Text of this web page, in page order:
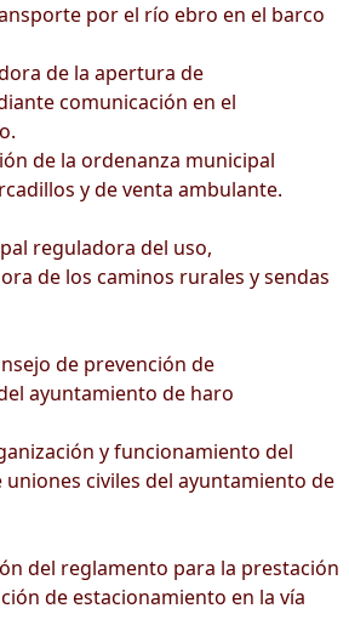
por el río ebro en el barco
de la apertura de
comunicación en el
de la ordenanza municipal
y de venta ambulante.
reguladora del uso,
de los caminos rurales y sendas
de prevención de
ayuntamiento de haro
y funcionamiento del
civiles del ayuntamiento de
del reglamento para la prestación
de estacionamiento en la vía